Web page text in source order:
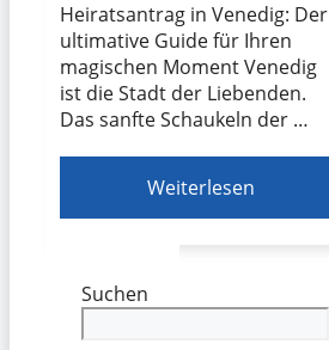
Heiratsantrag in Venedig: Der
ultimative Guide für Ihren
magischen Moment Venedig
ist die Stadt der Liebenden.
Das sanfte Schaukeln der …
Weiterlesen
Suchen